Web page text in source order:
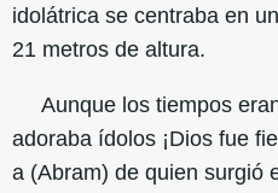
idolátrica se centraba en
21 metros de altura.
Aunque los tiempos
adoraba ídolos ¡Dios fue
a (Abram) de quien surgió